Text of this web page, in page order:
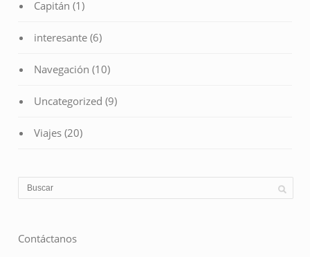
Capitán (1)
interesante (6)
Navegación (10)
Uncategorized (9)
Viajes (20)
Contáctanos